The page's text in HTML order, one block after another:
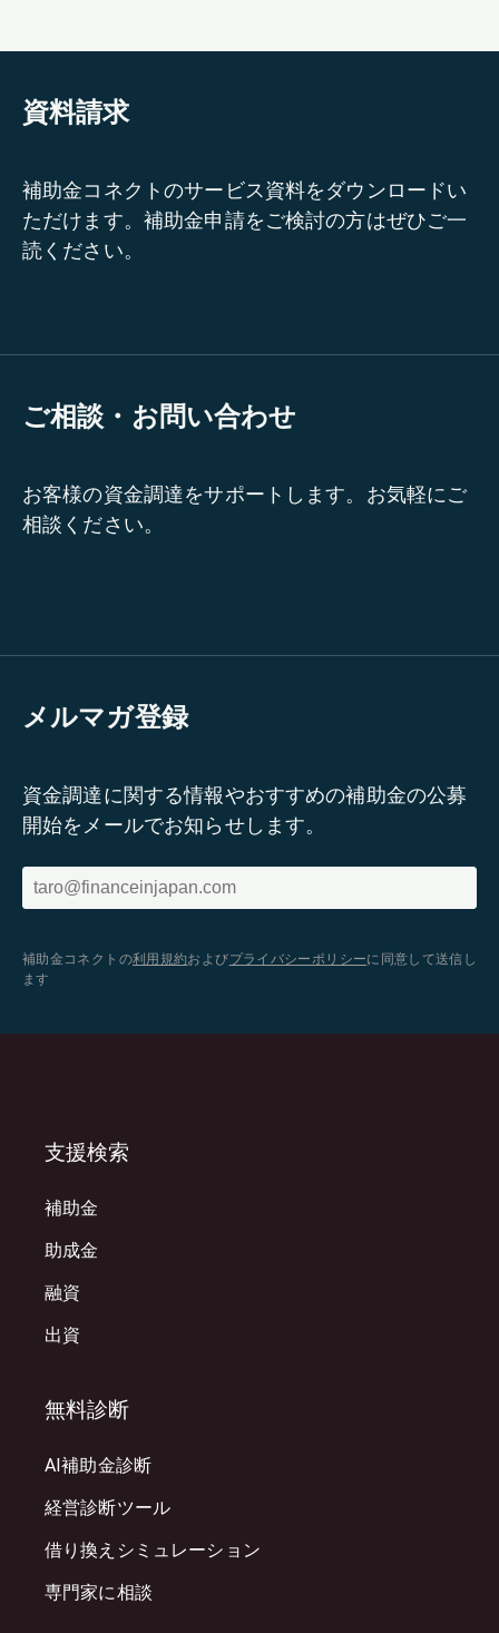
資料請求
補助金コネクトのサービス資料をダウンロードい
ただけます。補助金申請をご検討の方はぜひご一
読ください。
ご相談・お問い合わせ
お客様の資金調達をサポートします。お気軽にご
相談ください。
メルマガ登録
資金調達に関する情報やおすすめの補助金の公募
開始をメールでお知らせします。
補助金コネクトの利用規約およびプライバシーポリシーに同意して送信し
ます
支援検索
補助金
助成金
融資
出資
無料診断
AI補助金診断
経営診断ツール
借り換えシミュレーション
専門家に相談